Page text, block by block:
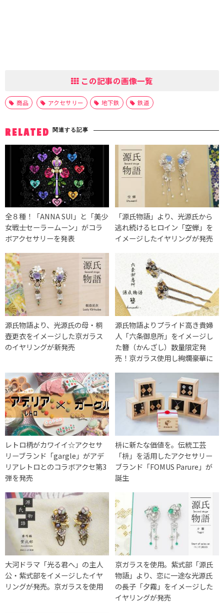
この記事の画像一覧
商品 アクセサリー 地下鉄 鉄道
RELATED 関連する記事
全８種！「ANNA SUI」と「美少
女戦士セーラームーン」がコラ
ボアクセサリーを発表
「源氏物語」より、光源氏から
逃れ続けるヒロイン「空蝉」を
イメージしたイヤリングが発売
源氏物語より、光源氏の母・桐
壺更衣をイメージした京ガラス
のイヤリングが新発売
源氏物語よりプライド高き貴婦
人「六条御息所」をイメージし
た簪（かんざし）数量限定発
売！京ガラス使用し絢爛豪華に
レトロ柄がカワイイ☆アクセサ
リーブランド「gargle」がアデ
リアレトロとのコラボアクセ第3
弾を発売
枡に新たな価値を。伝統工芸
「枡」を活用したアクセサリー
ブランド「FOMUS Parure」が
誕生
大河ドラマ「光る君へ」の主人
公・紫式部をイメージしたイヤ
リングが発売。京ガラスを使用
京ガラスを使用。紫式部「源氏
物語」より、恋に一途な光源氏
の長子「夕霧」をイメージした
イヤリングが発売